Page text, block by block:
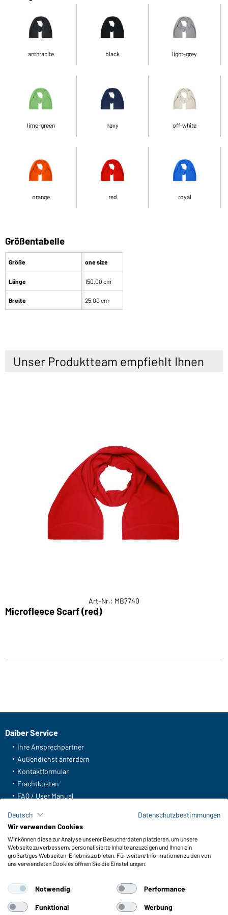
anthracite black light-grey
lime-green navy off-white
orange red royal
Größentabelle
Größe
Länge
Breite
one size
150,00 cm
25,00 cm
Unser Produktteam empfiehlt Ihnen
Art-Nr.: MB7740
Microfleece Scarf (red)
Daiber Service
Ihre Ansprechpartner
Außendienst anfordern
Kontaktformular
Frachtkosten
FAQ / User Manual
Meldeportal nach Hinweisgeberschutz
Funktionen & Pflege
Produkteigenschaften
Pflegehinweise
Farben
Deutsch
Datenschutzbestimmungen
Wir verwenden Cookies
Wir können diese zur Analyse unserer Besucherdaten platzieren, um unsere
Webseite zu verbessern, personalisierte Inhalte anzuzeigen und Ihnen ein
großartiges Webseiten-Erlebnis zu bieten. Für weitere Informationen zu den von
uns verwendeten Cookies öffnen Sie die Einstellungen.
Notwendig Performance
Funktional Werbung